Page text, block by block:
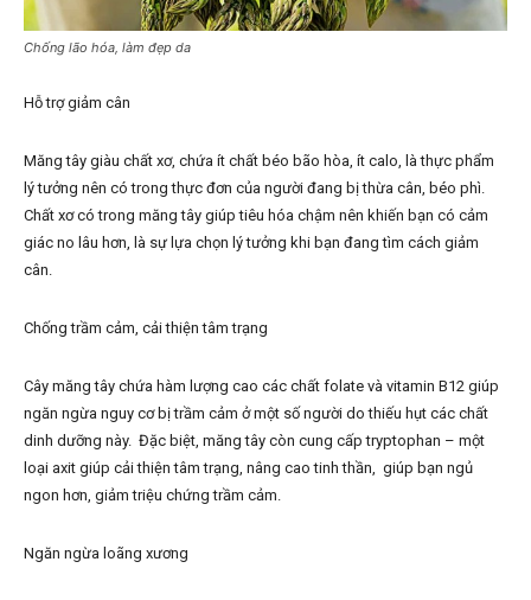
Chống lão hóa, làm đẹp da
Hỗ trợ giảm cân
Măng tây giàu chất xơ, chứa ít chất béo bão hòa, ít calo, là thực phẩm
lý tưởng nên có trong thực đơn của người đang bị thừa cân, béo phì.
Chất xơ có trong măng tây giúp tiêu hóa chậm nên khiến bạn có cảm
giác no lâu hơn, là sự lựa chọn lý tưởng khi bạn đang tìm cách giảm
cân.
Chống trầm cảm, cải thiện tâm trạng
Cây măng tây chứa hàm lượng cao các chất folate và vitamin B12 giúp
ngăn ngừa nguy cơ bị trầm cảm ở một số người do thiếu hụt các chất
dinh dưỡng này. Đặc biệt, măng tây còn cung cấp tryptophan – một
loại axit giúp cải thiện tâm trạng, nâng cao tinh thần, giúp bạn ngủ
ngon hơn, giảm triệu chứng trầm cảm.
Ngăn ngừa loãng xương